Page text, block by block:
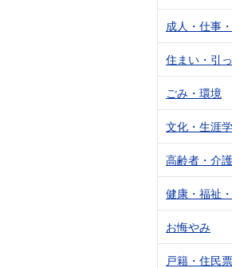
成人・仕事
住まい・引
ごみ・環境
文化・生涯
高齢者・介
健康・福祉
お悔やみ
戸籍・住民票